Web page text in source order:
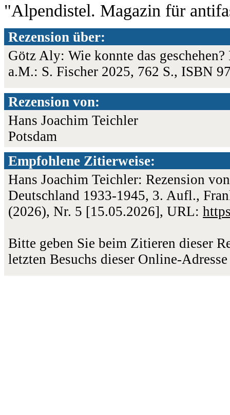
"Alpendistel. Magazin für
Rezension über:
Götz Aly: Wie konnte das
a.M.: S. Fischer 2025, 762 S., ISBN
Rezension von:
Hans Joachim Teichler
Potsdam
Empfohlene Zitierweise:
Hans Joachim Teichler: Rezension
Deutschland 1933-1945, 3. Aufl.,
(2026), Nr. 5 [15.05.2026], URL:
Bitte geben Sie beim Zitieren dieser
letzten Besuchs dieser Online-Adresse